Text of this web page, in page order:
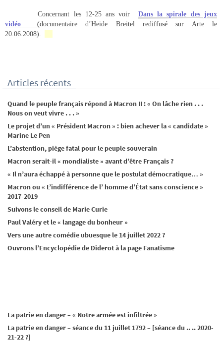
Concernant les 12-25 ans voir Dans la spirale des jeux
vidéo
(documentaire d’Heide Breitel rediffusé sur Arte le
20.06.2008).
Articles récents
Quand le peuple français répond à Macron II : « On lâche rien . . .
Nous on veut vivre . . . »
Le projet d’un « Président Macron » : bien achever la « candidate »
Marine Le Pen
L’abstention, piège fatal pour le peuple souverain
Macron serait-il « mondialiste » avant d’être Français ?
« Il n’aura échappé à personne que le postulat démocratique… »
Macron ou « L’indifférence de l’ homme d’État sans conscience »
2017-2019
Suivons le conseil de Marie Curie
Paul Valéry et le « langage du bonheur »
Vers une autre comédie ubuesque le 14 juillet 2022 ?
Ouvrons l’Encyclopédie de Diderot à la page Fanatisme
La patrie en danger – « Notre armée est infiltrée »
La patrie en danger – séance du 11 juillet 1792 – [séance du .. .. 2020-
21-22 ?]